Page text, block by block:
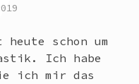
schon um
Ich habe
ich mir das